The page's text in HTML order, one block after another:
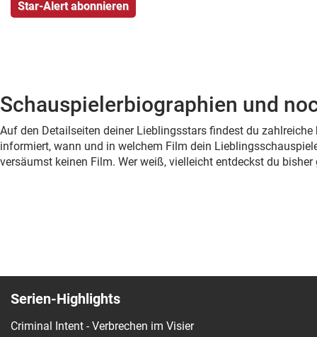
Schauspielerbiographien und
Auf den Detailseiten deiner Lieblingsstars findest du
informiert, wann und in welchem Film dein
versäumst keinen Film. Wer weiß, vielleicht entdeckst du
Serien-Highlights
Criminal Intent - Verbrechen im Visier